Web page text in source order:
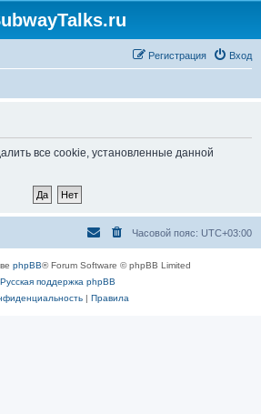
Вход
Регистрация
все cookie, установленные данной
Часовой пояс: UTC+03:00
phpBB® Forum Software © phpBB Limited
Русская поддержка phpBB
| Правила